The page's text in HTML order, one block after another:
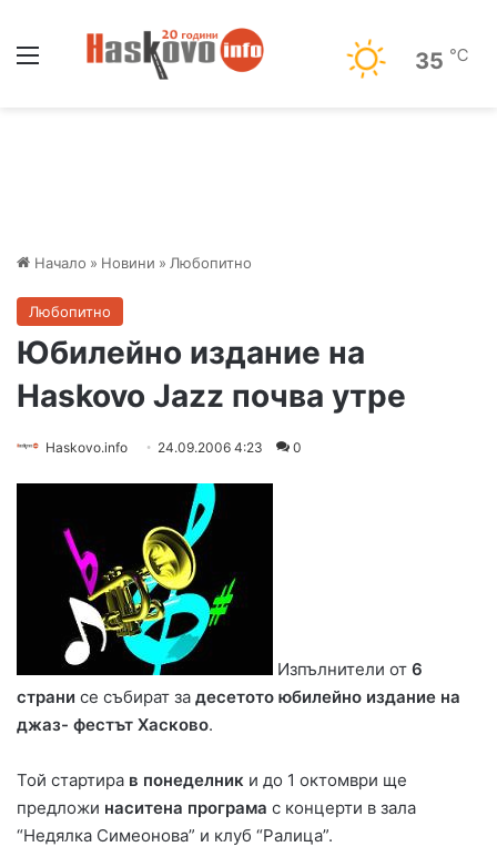
35 ℃
Начало » Новини » Любопитно
Любопитно
Юбилейно издание на
Haskovo Jazz почва утре
Haskovo.info 24.09.2006 4:23 0
Изпълнители от 6
страни се събират за десетото юбилейно издание на
джаз- фестът Хасково.
Той стартира в понеделник и до 1 октомври ще
предложи наситена програма с концерти в зала
“Недялка Симеонова” и клуб “Ралица”.